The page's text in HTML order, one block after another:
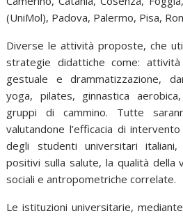
(UniMol), Padova, Palermo, Pisa,
Diverse le attività proposte, che
strategie didattiche come:
gestuale e drammatizzazione,
yoga, pilates, ginnastica
gruppi di cammino. Tutte
valutandone l’efficacia di
degli studenti universitari
positivi sulla salute, la qualità della
sociali e antropometriche correlate.
Le istituzioni universitarie,